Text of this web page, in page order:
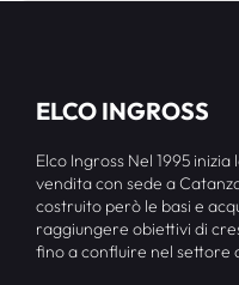
ELCO INGROSS
Elco Ingross Nel 1995
vendita con sede a
costruito però le basi e
raggiungere obiettivi di
fino a confluire nel settore